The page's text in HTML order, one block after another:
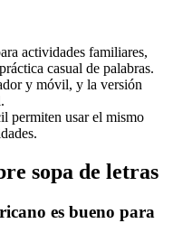
actividades familiares,
casual de palabras.
y móvil, y la versión
permiten usar el mismo
sopa de letras
es bueno para